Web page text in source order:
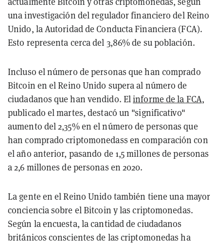
una investigación del regulador financiero del Reino
Unido, la Autoridad de Conducta Financiera (FCA).
Esto representa cerca del 3,86% de su población.
Incluso el número de personas que han comprado
Bitcoin en el Reino Unido supera al número de
ciudadanos que han vendido. Elinforme de la FCA,
publicado el martes, destacó un "significativo"
aumento del 2,35% en el número de personas que
han comprado criptomonedass en comparación con
el año anterior, pasando de 1,5 millones de personas
a 2,6 millones de personas en 2020.
La gente en el Reino Unido también tiene una mayor
conciencia sobre el Bitcoin y las criptomonedas.
Según la encuesta, la cantidad de ciudadanos
británicos conscientes de las criptomonedas ha